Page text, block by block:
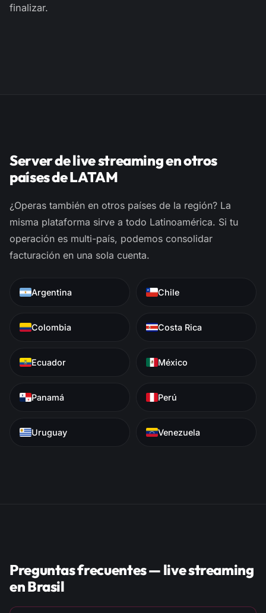
finalizar.
Server de live streaming en otros
países de LATAM
¿Operas también en otros países de la región? La
misma plataforma sirve a todo Latinoamérica. Si tu
operación es multi-país, podemos consolidar
facturación en una sola cuenta.
Argentina Chile
Colombia Costa Rica
Ecuador México
Panamá Perú
Uruguay Venezuela
Preguntas frecuentes — live streaming
en Brasil